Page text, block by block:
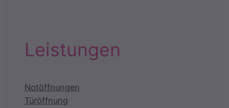
Leistungen
Notöffnungen
Türöffnung